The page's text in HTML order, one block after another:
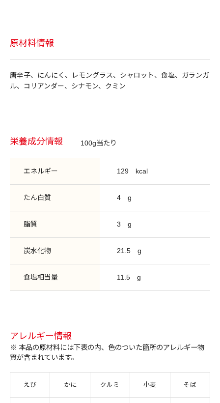
原材料情報
唐辛子、にんにく、レモングラス、シャロット、食塩、ガランガ
ル、コリアンダー、シナモン、クミン
栄養成分情報 100g当たり
エネルギー 129 kcal
たん白質 4 g
脂質 3 g
炭水化物 21.5 g
食塩相当量 11.5 g
アレルギー情報
※ 本品の原材料には下表の内、色のついた箇所のアレルギー物
質が含まれています。
えび かに クルミ 小麦 そば